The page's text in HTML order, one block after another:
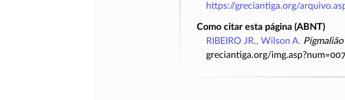
https://greciantiga.org/
Como citar esta página (ABNT)
RIBEIRO JR., Wilson A.
greciantiga.org/